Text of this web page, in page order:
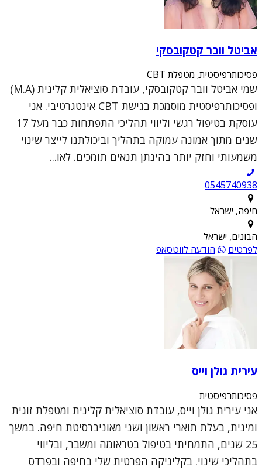
אביטל וובר קטקובסקי
פסיכותרפיסטית, מטפלת CBT
שמי אביטל וובר קטקובסקי, עובדת סוציאלית קלינית (M.A)
ופסיכותרפיסטית מוסמכת בגישת CBT אינטגרטיבי. אני
עוסקת בטיפול רגשי וליווי תהליכי התפתחות כבר מעל 17
שנים מתוך אמונה עמוקה בתהליך וביכולתנו לייצר שינוי
משמעותי וחזק יותר בהינתן תנאים תומכים. לאו...
0545740938
חיפה, ישראל
הבונים, ישראל
לפרטים
הודעה לווטסאפ
עירית גולן וייס
פסיכותרפיסטית
אני עירית גולן וייס, עובדת סוציאלית קלינית ומטפלת זוגית
ומינית, בעלת תוארי ראשון ושני מאוניברסיטת חיפה. במשך
25 שנים, התמחיתי בטיפול בטראומה ומשבר, ובליווי
בתהליכי שינוי. בקליניקה הפרטית שלי בחיפה ובפרדס